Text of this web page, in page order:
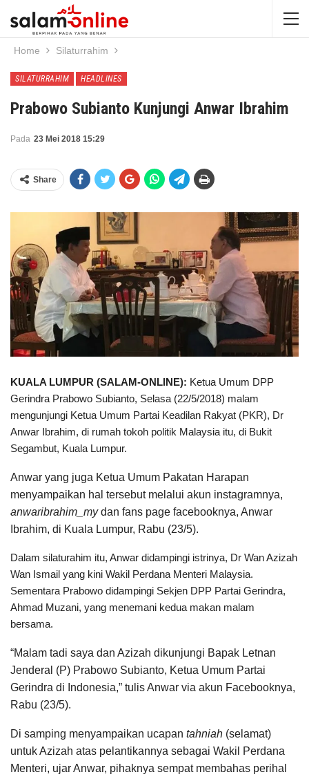
Home Silaturrahim
SILATURRAHIM HEADLINES
Prabowo Subianto Kunjungi Anwar Ibrahim
Pada 23 Mei 2018 15:29
Share
KUALA LUMPUR (SALAM-ONLINE): Ketua Umum DPP
Gerindra Prabowo Subianto, Selasa (22/5/2018) malam
mengunjungi Ketua Umum Partai Keadilan Rakyat (PKR), Dr
Anwar Ibrahim, di rumah tokoh politik Malaysia itu, di Bukit
Segambut, Kuala Lumpur.
Anwar yang juga Ketua Umum Pakatan Harapan
menyampaikan hal tersebut melalui akun instagramnya,
anwaribrahim_mydan fans page facebooknya, Anwar
Ibrahim, di Kuala Lumpur, Rabu (23/5).
Dalam silaturahim itu, Anwar didampingi istrinya, Dr Wan Azizah
Wan Ismail yang kini Wakil Perdana Menteri Malaysia.
Sementara Prabowo didampingi Sekjen DPP Partai Gerindra,
Ahmad Muzani, yang menemani kedua makan malam
bersama.
“Malam tadi saya dan Azizah dikunjungi Bapak Letnan
Jenderal (P) Prabowo Subianto, Ketua Umum Partai
Gerindra di Indonesia,” tulis Anwar via akun Facebooknya,
Rabu (23/5).
Di samping menyampaikan ucapan tahniah (selamat)
untuk Azizah atas pelantikannya sebagai Wakil Perdana
Menteri, ujar Anwar, pihaknya sempat membahas perihal